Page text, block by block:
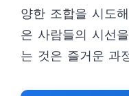
양한 조합을 시도
은 사람들의 시선
는 것은 즐거운 과